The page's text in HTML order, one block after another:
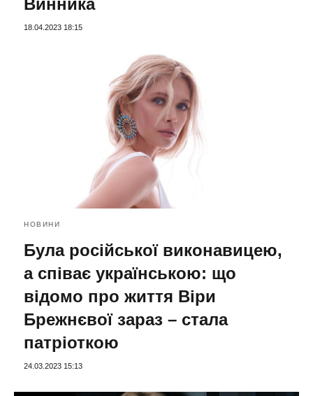
Винника
18.04.2023 18:15
НОВИНИ
Була російської виконавицею,
а співає українською: що
відомо про життя Віри
Брежнєвої зараз – стала
патріоткою
24.03.2023 15:13